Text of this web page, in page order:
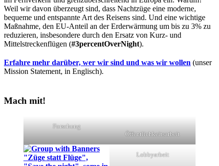
Weil wir davon überzeugt sind, dass Nachtzüge eine moderne,
bequeme und entspannte Art des Reisens sind. Und eine wichtige
Maßnahme, den EU-Anteil an der Erderwärmung um bis zu 3% zu
reduzieren, insbesondere durch den Ersatz von Kurz- und
Mittelstreckenflügen (#3percentOverNight).
Erfahre mehr darüber, wer wir sind und was wir wollen (unser
Mission Statement, in Englisch).
Mach mit!
Forschung
Öffentlichkeitsarbeit
Lobbyarbeit